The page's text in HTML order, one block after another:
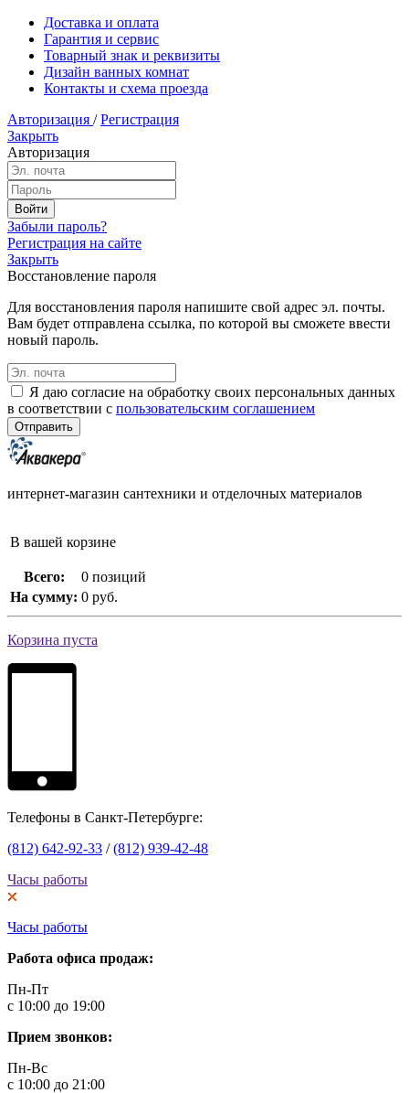
Доставка и оплата
Гарантия и сервис
Товарный знак и реквизиты
Дизайн ванных комнат
Контакты и схема проезда
Авторизация / Регистрация
Закрыть
Авторизация
Забыли пароль?
Регистрация на сайте
Закрыть
Восстановление пароля
Для восстановления пароля напишите свой адрес эл. почты.
Вам будет отправлена ссылка, по которой вы сможете ввести
новый пароль.
Я даю согласие на обработку своих персональных данных
в соответствии с пользовательским соглашением
интернет-магазин сантехники и отделочных материалов
В вашей корзине
Всего:
0 позиций
На сумму: 0 руб.
Корзина пуста
Телефоны в Санкт-Петербурге:
(812) 642-92-33 /(812) 939-42-48
Часы работы
Часы работы
Работа офиса продаж:
Пн-Пт
с 10:00 до 19:00
Прием звонков:
Пн-Вс
с 10:00 до 21:00